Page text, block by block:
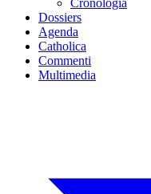
Cronologia
Dossiers
Agenda
Catholica
Commenti
Multimedia